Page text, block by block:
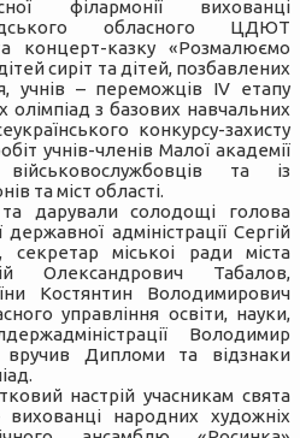
філармонії вихованці
обласного ЦДЮТ
концерт-казку «Розмалюємо
сиріт та дітей, позбавлених
учнів – переможців IV етапу
олімпіад з базових навчальних
конкурсу-захисту
учнів-членів Малої академії
та із
та міст області.
дарували солодощі голова
адміністрації Сергій
секретар міськоі ради міста
Олександрович Табалов,
Костянтин Володимирович
управління освіти, науки,
Володимир
вручив Дипломи та відзнаки
настрій учасникам свята
народних художніх